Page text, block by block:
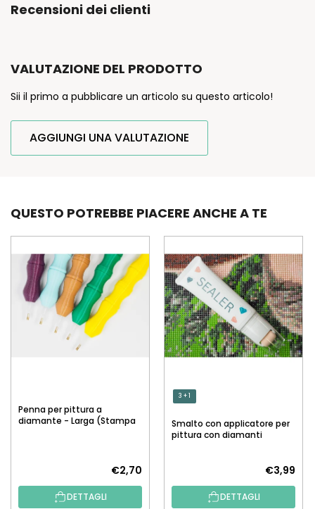
Recensioni dei clienti
VALUTAZIONE DEL PRODOTTO
Sii il primo a pubblicare un articolo su questo articolo!
AGGIUNGI UNA VALUTAZIONE
QUESTO POTREBBE PIACERE ANCHE A TE
Penna per pittura a
diamante - Larga (Stampa
€2,70
DETTAGLI
3 + 1
Smalto con applicatore per
pittura con diamanti
€3,99
DETTAGLI